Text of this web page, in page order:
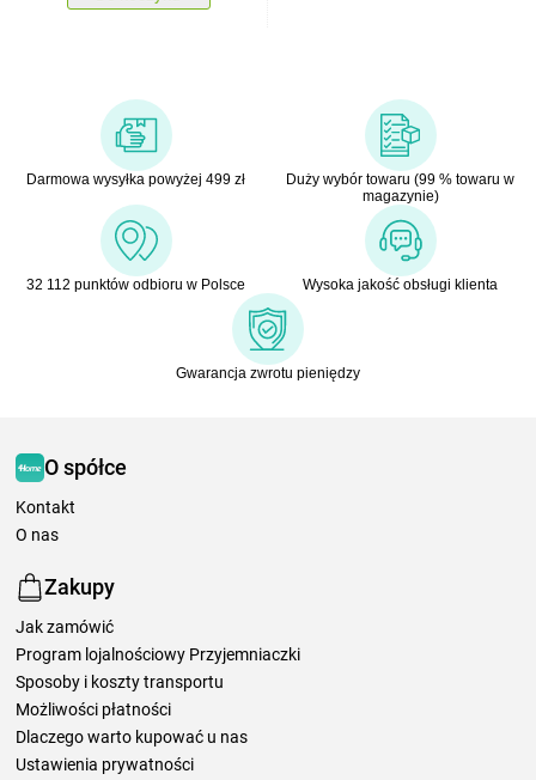
Darmowa wysyłka powyżej 499 zł
Duży wybór towaru (99 % towaru w
magazynie)
32 112 punktów odbioru w Polsce Wysoka jakość obsługi klienta
Gwarancja zwrotu pieniędzy
O spółce
Kontakt
O nas
Zakupy
Jak zamówić
Program lojalnościowy Przyjemniaczki
Sposoby i koszty transportu
Możliwości płatności
Dlaczego warto kupować u nas
Ustawienia prywatności